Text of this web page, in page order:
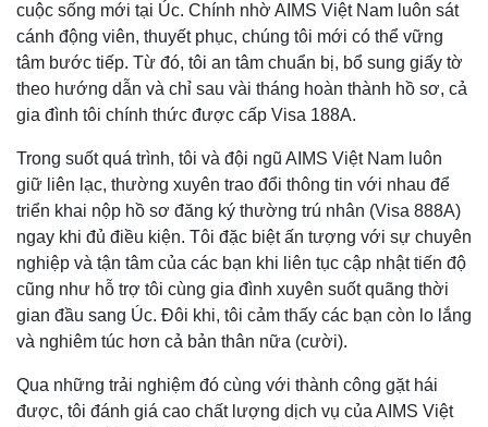
cuộc sống mới tại Úc. Chính nhờ AIMS Việt Nam luôn sát
cánh động viên, thuyết phục, chúng tôi mới có thể vững
tâm bước tiếp. Từ đó, tôi an tâm chuẩn bị, bổ sung giấy tờ
theo hướng dẫn và chỉ sau vài tháng hoàn thành hồ sơ, cả
gia đình tôi chính thức được cấp Visa 188A.
Trong suốt quá trình, tôi và đội ngũ AIMS Việt Nam luôn
giữ liên lạc, thường xuyên trao đổi thông tin với nhau để
triển khai nộp hồ sơ đăng ký thường trú nhân (Visa 888A)
ngay khi đủ điều kiện. Tôi đặc biệt ấn tượng với sự chuyên
nghiệp và tận tâm của các bạn khi liên tục cập nhật tiến độ
cũng như hỗ trợ tôi cùng gia đình xuyên suốt quãng thời
gian đầu sang Úc. Đôi khi, tôi cảm thấy các bạn còn lo lắng
và nghiêm túc hơn cả bản thân nữa (cười).
Qua những trải nghiệm đó cùng với thành công gặt hái
được, tôi đánh giá cao chất lượng dịch vụ của AIMS Việt